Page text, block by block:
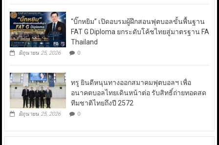
“บิ๊กหยิม” เปิดอบรมผู้ฝึกสอนฟุตบอลขั้นพื้นฐาน
FAT G Diploma ยกระดับโค้ชไทยสู่มาตรฐาน FA
Thailand
มิถุนายน 25, 2026 0
ทรู ยินดีหนุนทางออกสมาคมฟุตบอลฯ เพื่อ
อนาคตบอลไทยเดินหน้าต่อ รับสิทธิ์ถ่ายทอดสด
ทีมชาติไทยถึงปี 2572
มิถุนายน 25, 2026 0